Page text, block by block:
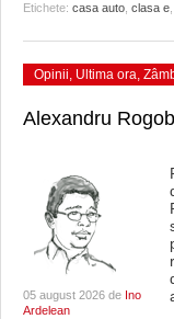
Etichete: casa auto clasa e
Opinii, Ultima ora,
Alexandru
05 august 2026 de Ino
Ardelean